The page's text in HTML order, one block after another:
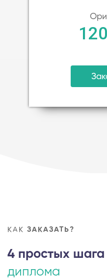
КАК ЗАКАЗАТЬ?
4 простых шага
диплома